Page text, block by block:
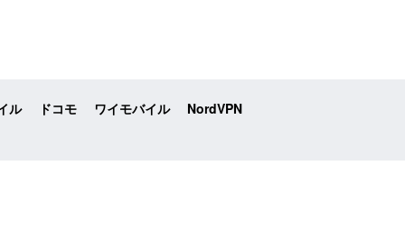
ル ドコモ ワイモバイル NordVPN